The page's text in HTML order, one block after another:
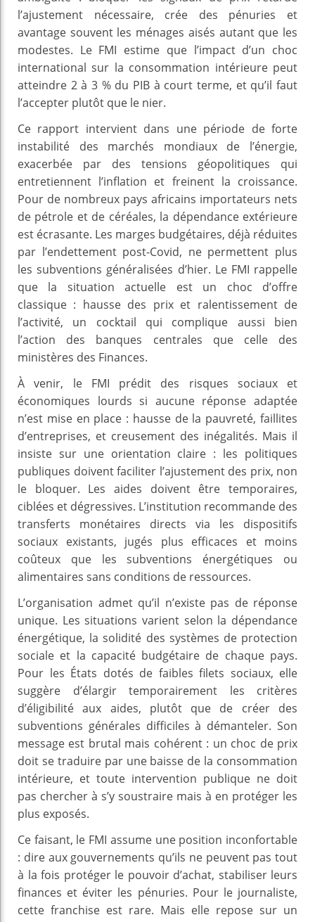
l’ajustement nécessaire, crée des pénuries et
avantage souvent les ménages aisés autant que les
modestes. Le FMI estime que l’impact d’un choc
international sur la consommation intérieure peut
atteindre 2 à 3 % du PIB à court terme, et qu’il faut
l’accepter plutôt que le nier.
Ce rapport intervient dans une période de forte
instabilité des marchés mondiaux de l’énergie,
exacerbée par des tensions géopolitiques qui
entretiennent l’inflation et freinent la croissance.
Pour de nombreux pays africains importateurs nets
de pétrole et de céréales, la dépendance extérieure
est écrasante. Les marges budgétaires, déjà réduites
par l’endettement post-Covid, ne permettent plus
les subventions généralisées d’hier. Le FMI rappelle
que la situation actuelle est un choc d’offre
classique : hausse des prix et ralentissement de
l’activité, un cocktail qui complique aussi bien
l’action des banques centrales que celle des
ministères des Finances.
À venir, le FMI prédit des risques sociaux et
économiques lourds si aucune réponse adaptée
n’est mise en place : hausse de la pauvreté, faillites
d’entreprises, et creusement des inégalités. Mais il
insiste sur une orientation claire : les politiques
publiques doivent faciliter l’ajustement des prix, non
le bloquer. Les aides doivent être temporaires,
ciblées et dégressives. L’institution recommande des
transferts monétaires directs via les dispositifs
sociaux existants, jugés plus efficaces et moins
coûteux que les subventions énergétiques ou
alimentaires sans conditions de ressources.
L’organisation admet qu’il n’existe pas de réponse
unique. Les situations varient selon la dépendance
énergétique, la solidité des systèmes de protection
sociale et la capacité budgétaire de chaque pays.
Pour les États dotés de faibles filets sociaux, elle
suggère d’élargir temporairement les critères
d’éligibilité aux aides, plutôt que de créer des
subventions générales difficiles à démanteler. Son
message est brutal mais cohérent : un choc de prix
doit se traduire par une baisse de la consommation
intérieure, et toute intervention publique ne doit
pas chercher à s’y soustraire mais à en protéger les
plus exposés.
Ce faisant, le FMI assume une position inconfortable
: dire aux gouvernements qu’ils ne peuvent pas tout
à la fois protéger le pouvoir d’achat, stabiliser leurs
finances et éviter les pénuries. Pour le journaliste,
cette franchise est rare. Mais elle repose sur un